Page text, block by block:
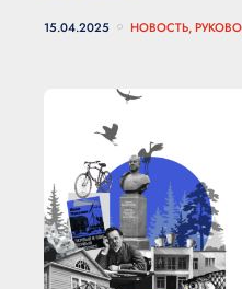
15.04.2025 НОВОСТЬ,